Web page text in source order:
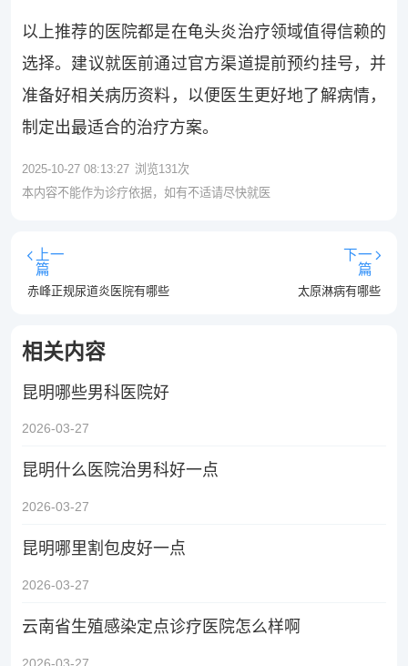
以上推荐的医院都是在龟头炎治疗领域值得信赖的
选择。建议就医前通过官方渠道提前预约挂号，并
准备好相关病历资料，以便医生更好地了解病情，
制定出最适合的治疗方案。
2025-10-27 08:13:27 浏览131 次
本内容不能作为诊疗依据，如有不适请尽快就医
上一
篇
赤峰正规尿道炎医院有哪些
下一
篇
太原淋病有哪些
相关内容
昆明哪些男科医院好
2026-03-27
昆明什么医院治男科好一点
2026-03-27
昆明哪里割包皮好一点
2026-03-27
云南省生殖感染定点诊疗医院怎么样啊